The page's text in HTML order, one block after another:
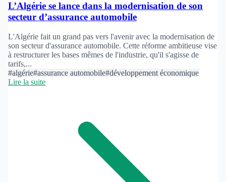
L’Algérie se lance dans la modernisation de son
secteur d’assurance automobile
L'Algérie fait un grand pas vers l'avenir avec la modernisation de
son secteur d'assurance automobile. Cette réforme ambitieuse vise
à restructurer les bases mêmes de l'industrie, qu'il s'agisse de
tarifs,...
#algérie#assurance automobile#développement économique
Lire la suite